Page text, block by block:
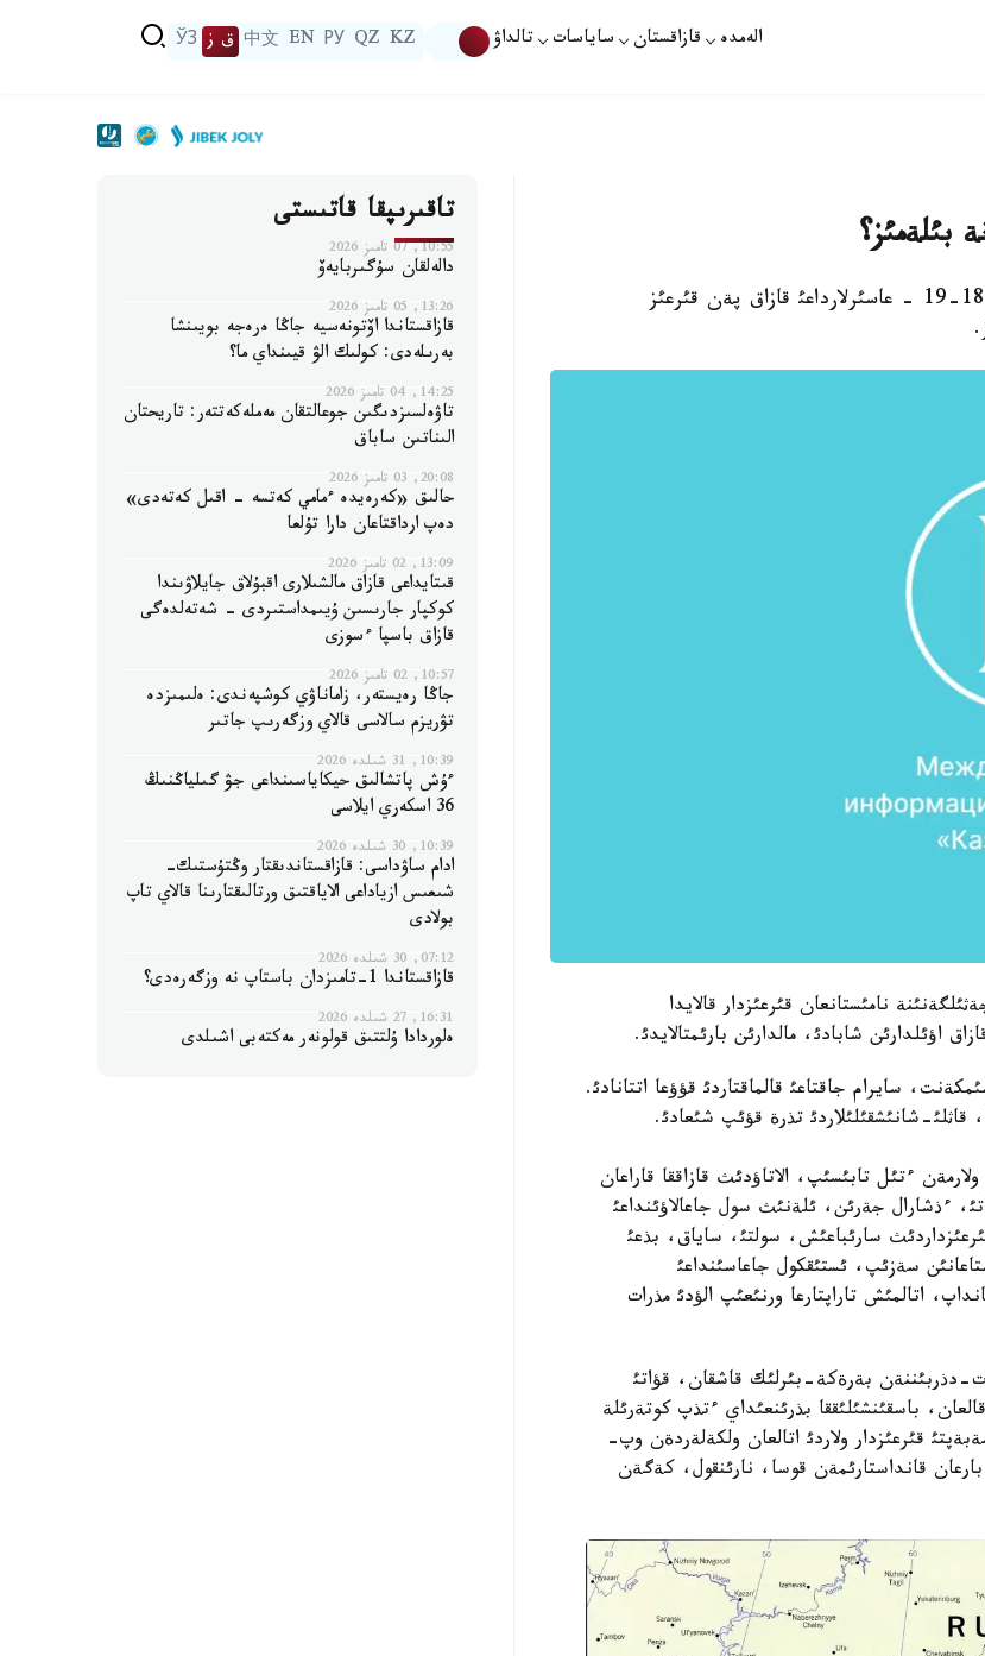
الەمدە قازاقستان ساياسات تالداۋ KZ
QZ
РУ
EN
中文 ق ز ЎЗ
بئلةمئز؟
استانا. قازاقپارات - ايئرقالپاقتئلاردئ اعايئن دةسةك تة... 18-19 - عاسئرلارداعئ قازاق پةن قئرعئز
نامئستانعان قئرعئزدار قالايدا
اؤئلدارئن شابادئ، مالدارئن بارئمتالايدئ.
سايرام جاقتاعئ قالماقتاردئ قؤؤعا اتتانادئ.
قاثلئ-شانئشقئلئلاردئ تذرة قؤئپ شئعادئ.
ءتئل تابئسئپ، الاتاؤدئث قازاققا قاراعان
ءذشارال جةرئن، ئلةنئث سول جاعالاؤئنداعئ
سارئباعئش، سولتئ، ساياق، بذعئ
سةزئپ، ئستئقكول جاعاسئنداعئ
اتالمئش تاراپتارعا ورنئعئپ الؤدئ مذرات
دذربئننةن بةرةكة-بئرلئك قاشقان، قؤاتئ
باسقئنشئلئققا بذرئنعئداي ءتذپ كوتةرئلة
قئرعئزدار ولاردئ اتالعان ولكةلةردةن وپ-
قانداستارئمةن قوسا، نارئنقول، كةگةن
تاقىرىپقا قاتىستى
10:55, 07 تامىز 2026
دالەلقان سۇگىربايەۆ
13:26, 05 تامىز 2026
قازاقستاندا اۆتونەسيە جاڭا ەرەجە بويىنشا
بەرىلەدى: كولىك الۋ قيىنداي ما؟
14:25, 04 تامىز 2026
تاۋەلسىزدىگىن جوعالتقان مەملەكەتتەر: تاريحتان
الىناتىن ساباق
20:08, 03 تامىز 2026
حالىق «كەرەيدە ءمامي كەتسە - اقىل كەتەدى»
دەپ ارداقتاعان دارا تۇلعا
13:09, 02 تامىز 2026
قىتايداعى قازاق مالشىلارى اقبۇلاق جايلاۋىندا
كوكپار جارىسىن ۇيىمداستىردى - شەتەلدەگى
قازاق باسپا ءسوزى
10:57, 02 تامىز 2026
جاڭا رەيستەر، زاماناۋي كوشپەندى: ەلىمىزدە
تۋريزم سالاسى قالاي وزگەرىپ جاتىر
10:39, 31 شىلدە 2026
ءۇش پاتشالىق حيكاياسىنداعى جۋ گىلياڭنىڭ
36 اسكەري ايلاسى
10:39, 30 شىلدە 2026
ادام ساۋداسى: قازاقستاندىقتار وڭتۇستىك-
شىعىس ازياداعى الاياقتىق ورتالىقتارىنا قالاي تاپ
بولادى
07:12, 30 شىلدە 2026
قازاقستاندا 1-تامىزدان باستاپ نە وزگەرەدى؟
16:31, 27 شىلدە 2026
ەلوردادا ۇلتتىق قولونەر مەكتەبى اشىلدى